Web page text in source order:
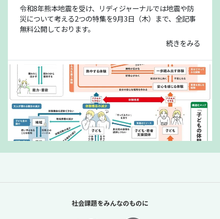
令和8年熊本地震を受け、リディジャーナルでは地震や防
災について考える2つの特集を9月3日（木）まで、全記事
無料公開しております。
続きをみる
「夏休みの過ごし方は留守番」責任があるの
公開！】【ニュースに潜む社会課題をキャッ
社会課題をみんなのものに